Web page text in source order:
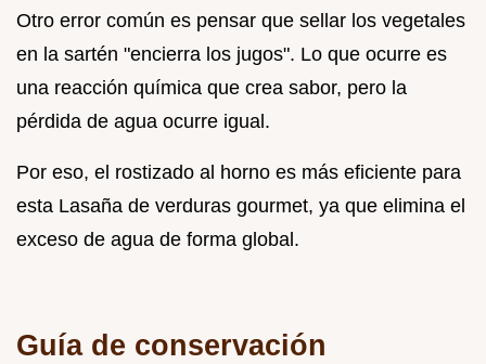
Otro error común es pensar que sellar los vegetales
en la sartén "encierra los jugos". Lo que ocurre es
una reacción química que crea sabor, pero la
pérdida de agua ocurre igual.
Por eso, el rostizado al horno es más eficiente para
esta Lasaña de verduras gourmet, ya que elimina el
exceso de agua de forma global.
Guía de conservación